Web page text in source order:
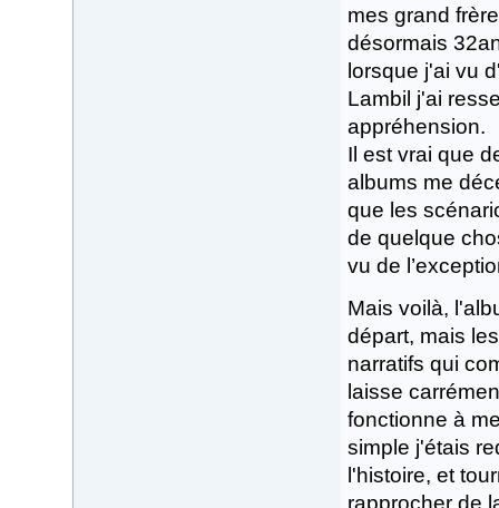
mes grand
désormais
lorsque j'ai vu
Lambil j'ai
appréhension.
Il est vrai que
albums me
que les
de quelque
vu de
Mais voilà,
départ, mais
narratifs qui
laisse
fonctionne à
simple j'étais
l'histoire, et
rapprocher de